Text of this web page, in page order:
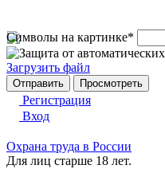
Символы на картинке*
Загрузить файл
Регистрация
Вход
Охрана труда в России
Для лиц старше 18 лет.